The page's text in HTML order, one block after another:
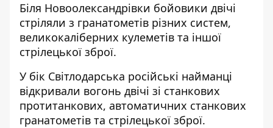
Біля Новоолександрівки бойовики двічі
стріляли з гранатометів різних систем,
великокаліберних кулеметів та іншої
стрілецької зброї.
У бік Світлодарська російські найманці
відкривали вогонь двічі зі станкових
протитанкових, автоматичних станкових
гранатометів та стрілецької зброї.